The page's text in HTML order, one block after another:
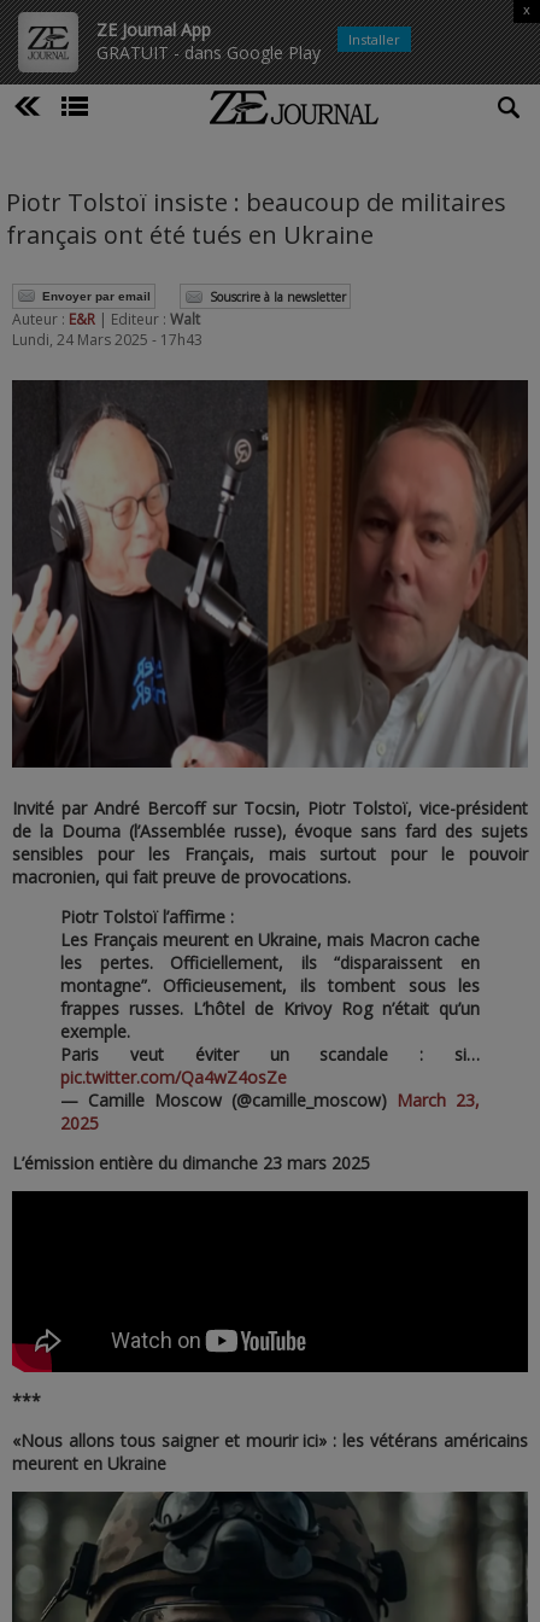
ZE Journal App
GRATUIT - dans Google Play
x
Installer
Piotr Tolstoï insiste : beaucoup de militaires
français ont été tués en Ukraine
Envoyer par email Souscrire à la newsletter
Auteur : E&R | Editeur : Walt
Lundi, 24 Mars 2025 - 17h43
Invité par André Bercoff sur Tocsin, Piotr Tolstoï, vice-président
de la Douma (l’Assemblée russe), évoque sans fard des sujets
sensibles pour les Français, mais surtout pour le pouvoir
macronien, qui fait preuve de provocations.
Piotr Tolstoï l’affirme :
Les Français meurent en Ukraine, mais Macron cache
les pertes. Officiellement, ils “disparaissent en
montagne”. Officieusement, ils tombent sous les
frappes russes. L’hôtel de Krivoy Rog n’était qu’un
exemple.
Paris veut éviter un scandale : si…
pic.twitter.com/Qa4wZ4osZe
— Camille Moscow (@camille_moscow) March 23,
2025
L’émission entière du dimanche 23 mars 2025
***
«Nous allons tous saigner et mourir ici» : les vétérans américains
meurent en Ukraine